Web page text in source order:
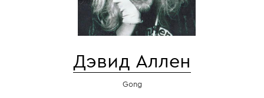
Дэвид Аллен
Gong